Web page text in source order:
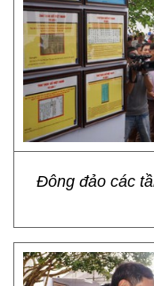
Đông đảo các